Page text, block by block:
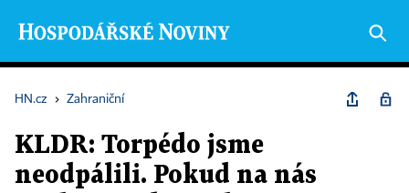
HN.cz › Zahraniční
KLDR: Torpédo jsme
neodpálili. Pokud na nás